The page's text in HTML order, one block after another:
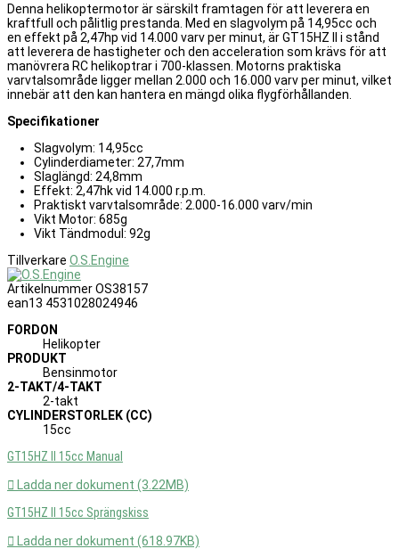
Denna helikoptermotor är särskilt framtagen för att leverera en
kraftfull och pålitlig prestanda. Med en slagvolym på 14,95cc och
en effekt på 2,47hp vid 14.000 varv per minut, är GT15HZ II i stånd
att leverera de hastigheter och den acceleration som krävs för att
manövrera RC helikoptrar i 700-klassen. Motorns praktiska
varvtalsområde ligger mellan 2.000 och 16.000 varv per minut, vilket
innebär att den kan hantera en mängd olika flygförhållanden.
Specifikationer
Slagvolym: 14,95cc
Cylinderdiameter: 27,7mm
Slaglängd: 24,8mm
Effekt: 2,47hk vid 14.000 r.p.m.
Praktiskt varvtalsområde: 2.000-16.000 varv/min
Vikt Motor: 685g
Vikt Tändmodul: 92g
Tillverkare O.S.Engine
ArtikelnummerOS38157
ean13 4531028024946
FORDON
Helikopter
PRODUKT
Bensinmotor
2-TAKT/4-TAKT
2-takt
CYLINDERSTORLEK (CC)
15cc
GT15HZ II 15cc Manual
 Ladda ner dokument (3.22MB)
GT15HZ II 15cc Sprängskiss
 Ladda ner dokument (618.97KB)